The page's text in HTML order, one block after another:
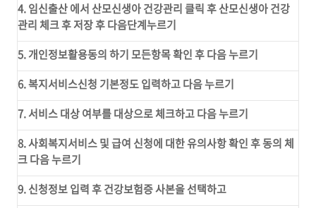
4. 임신출산 에서 산모신생아 건강관리 클릭 후 산모신생아 건강
관리 체크 후 저장 후 다음단계누르기
5. 개인정보활용동의 하기 모든항목 확인 후 다음 누르기
6. 복지서비스신청 기본정도 입력하고 다음 누르기
7. 서비스 대상 여부를 대상으로 체크하고 다음 누르기
8. 사회복지서비스 및 급여 신청에 대한 유의사항 확인 후 동의 체
크 다음 누르기
9. 신청정보 입력 후 건강보험증 사본을 선택하고